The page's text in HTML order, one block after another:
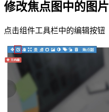
修改焦点图中的图片
点击组件工具栏中的编辑按钮